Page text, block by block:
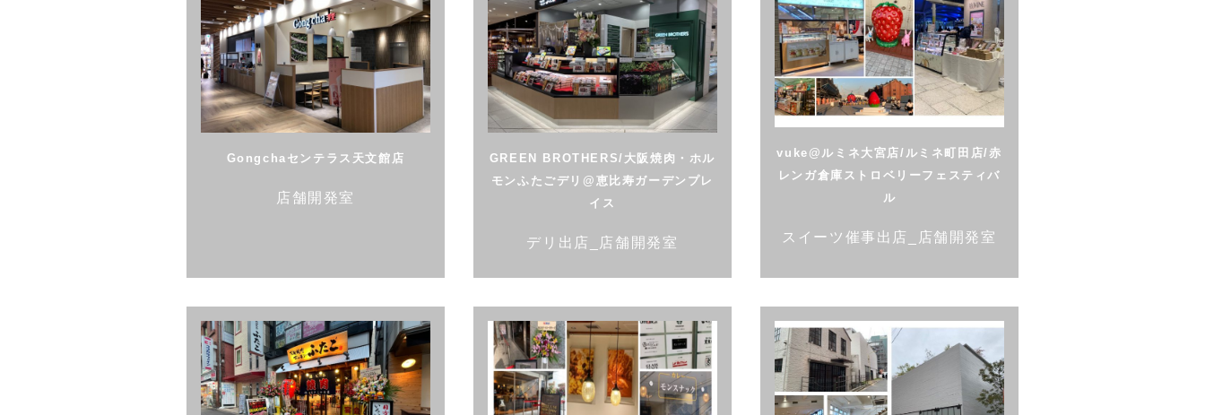
Gongchaセンテラス天文館店
店舗開発室
GREEN BROTHERS/大阪焼肉・ホル
モンふたごデリ@恵比寿ガーデンプレ
イス
デリ出店_店舗開発室
vuke@ルミネ大宮店/ルミネ町田店/赤
レンガ倉庫ストロベリーフェスティバ
ル
スイーツ催事出店_店舗開発室